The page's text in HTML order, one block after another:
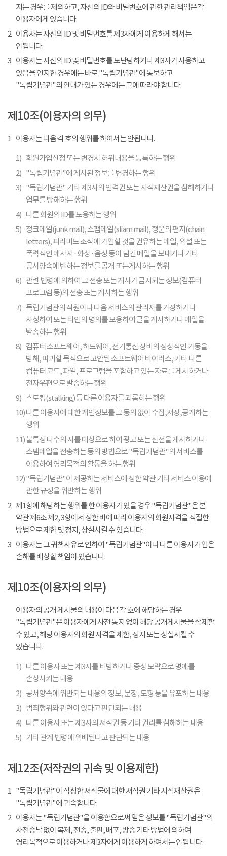
지는 경우를 제외하고, 자신의 ID와 비밀번호에 관한 관리책임은 각
이용자에게 있습니다.
2 이용자는 자신의 ID 및 비밀번호를 제3자에게 이용하게 해서는
안됩니다.
3 이용자는 자신의 ID 및 비밀번호를 도난당하거나 제3자가 사용하고
있음을 인지한 경우에는 바로 "독립기념관"에 통보하고
"독립기념관"의 안내가 있는 경우에는 그에 따라야 합니다.
제10조(이용자의 의무)
1 이용자는 다음 각 호의 행위를 하여서는 안됩니다.
1) 회원가입신청 또는 변경시 허위내용을 등록하는 행위
2) "독립기념관"에 게시된 정보를 변경하는 행위
3) "독립기념관" 기타 제3자의 인격권 또는 지적재산권을 침해하거나
업무를 방해하는 행위
4) 다른 회원의 ID를 도용하는 행위
5) 정크메일(junk mail), 스팸메일(sliam mail), 행운의 편지(chain
letters), 피라미드 조직에 가입할 것을 권유하는 메일, 외설 또는
폭력적인 메시지 · 화상 · 음성 등이 담긴 메일을 보내거나 기타
공서양속에 반하는 정보를 공개 또는게시하는 행위
6) 관련 법령에 의하여 그 전송 또는 게시가 금지되는 정보(컴퓨터
프로그램 등)의 전송 또는 게시하는 행위
7) 독립기념관의 직원이나 다음 서비스의 관리자를 가장하거나
사칭하여 또는 타인의 명의를 모용하여 글을 게시하거나 메일을
발송하는 행위
8) 컴퓨터 소프트웨어, 하드웨어, 전기통신 장비의 정상적인 가동을
방해, 파괴할 목적으로 고안된 소프트웨어 바이러스, 기타 다른
컴퓨터 코드, 파일, 프로그램을 포함하고 있는 자료를 게시하거나
전자우편으로 발송하는 행위
9) 스토킹(stalking) 등 다른 이용자를 괴롭히는 행위
10)다른 이용자에 대한 개인정보를 그 동의 없이 수집,저장,공개하는
행위
11)불특정 다수의 자를 대상으로 하여 광고 또는 선전을 게시하거나
스팸메일을 전송하는 등의 방법으로 "독립기념관"의 서비스를
이용하여 영리목적의 활동을 하는 행위
12)"독립기념관"이 제공하는 서비스에 정한 약관 기타 서비스 이용에
관한 규정을 위반하는 행위
2 제1항에 해당하는 행위를 한 이용자가 있을 경우 "독립기념관"은 본
약관 제6조 제2, 3항에서 정한 바에 따라 이용자의 회원자격을 적절한
방법으로 제한 및 정지, 상실시킬 수 있습니다.
3 이용자는 그 귀책사유로 인하여 "독립기념관"이나 다른 이용자가 입은
손해를 배상할 책임이 있습니다.
제10조(이용자의 의무)
이용자의 공개 게시물의 내용이 다음 각 호에 해당하는 경우
"독립기념관"은 이용자에게 사전 통지 없이 해당 공개게시물을 삭제할
수 있고, 해당 이용자의 회원 자격을 제한, 정지 또는 상실시킬 수
있습니다.
1) 다른 이용자 또는 제3자를 비방하거나 중상 모략으로 명예를
손상시키는 내용
2) 공서양속에 위반되는 내용의 정보, 문장, 도형 등을 유포하는 내용
3)
범죄행위와 관련이 있다고 판단되는 내용
4) 다른 이용자 또는 제3자의 저작권 등 기타 권리를 침해하는 내용
5) 기타 관계 법령에 위배된다고 판단되는 내용
제12조(저작권의 귀속 및 이용제한)
1 "독립기념관"이 작성한 저작물에 대한 저작권 기타 지적재산권은
"독립기념관"에 귀속합니다.
2 이용자는 "독립기념관"을 이용함으로써 얻은 정보를 "독립기념관"의
사전승낙 없이 복제, 전송, 출판, 배포, 방송 기타 방법에 의하여
영리목적으로 이용하거나 제3자에게 이용하게 하여서는 안됩니다.